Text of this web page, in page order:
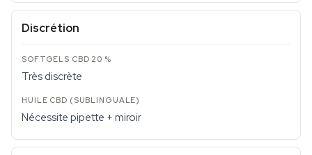
Discrétion
Très discrète
Nécessite pipette + miroir